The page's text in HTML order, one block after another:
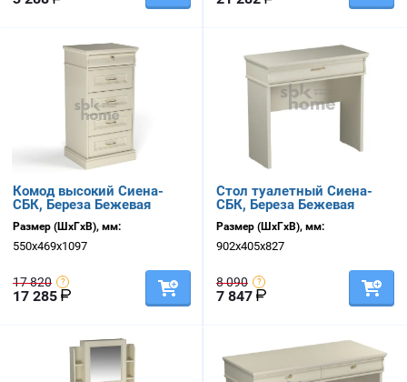
Комод высокий Сиена-
СБК, Береза Бежевая
Размер (ШхГхВ), мм:
550х469х1097
17 820
17 285
Стол туалетный Сиена-
СБК, Береза Бежевая
Размер (ШхГхВ), мм:
902х405х827
8 090
7 847